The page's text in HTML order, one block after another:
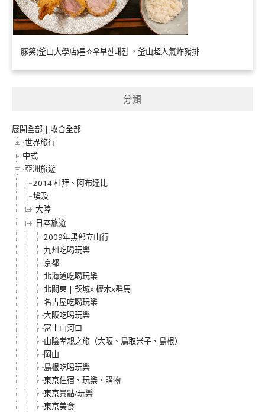
豚笑(釜山大學店)톤쇼우부산대점 ，釜山超人氣炸豬排
分類
展開全部 | 收合全部
世界旅行
中式
亞洲旅遊
2014 杜拜、阿布達比
埃及
大陸
日本旅遊
2009年黑部立山行
九州吃喝玩樂
京都
北海道吃喝玩樂
北關東 | 茨城x 櫪木x群馬
名古屋吃喝玩樂
大阪吃喝玩樂
富士山河口
山陰孝親之旅（大阪、鳥取米子、島根）
岡山
島根吃喝玩樂
東京住宿、玩樂、購物
東京景點/玩樂
東京美食